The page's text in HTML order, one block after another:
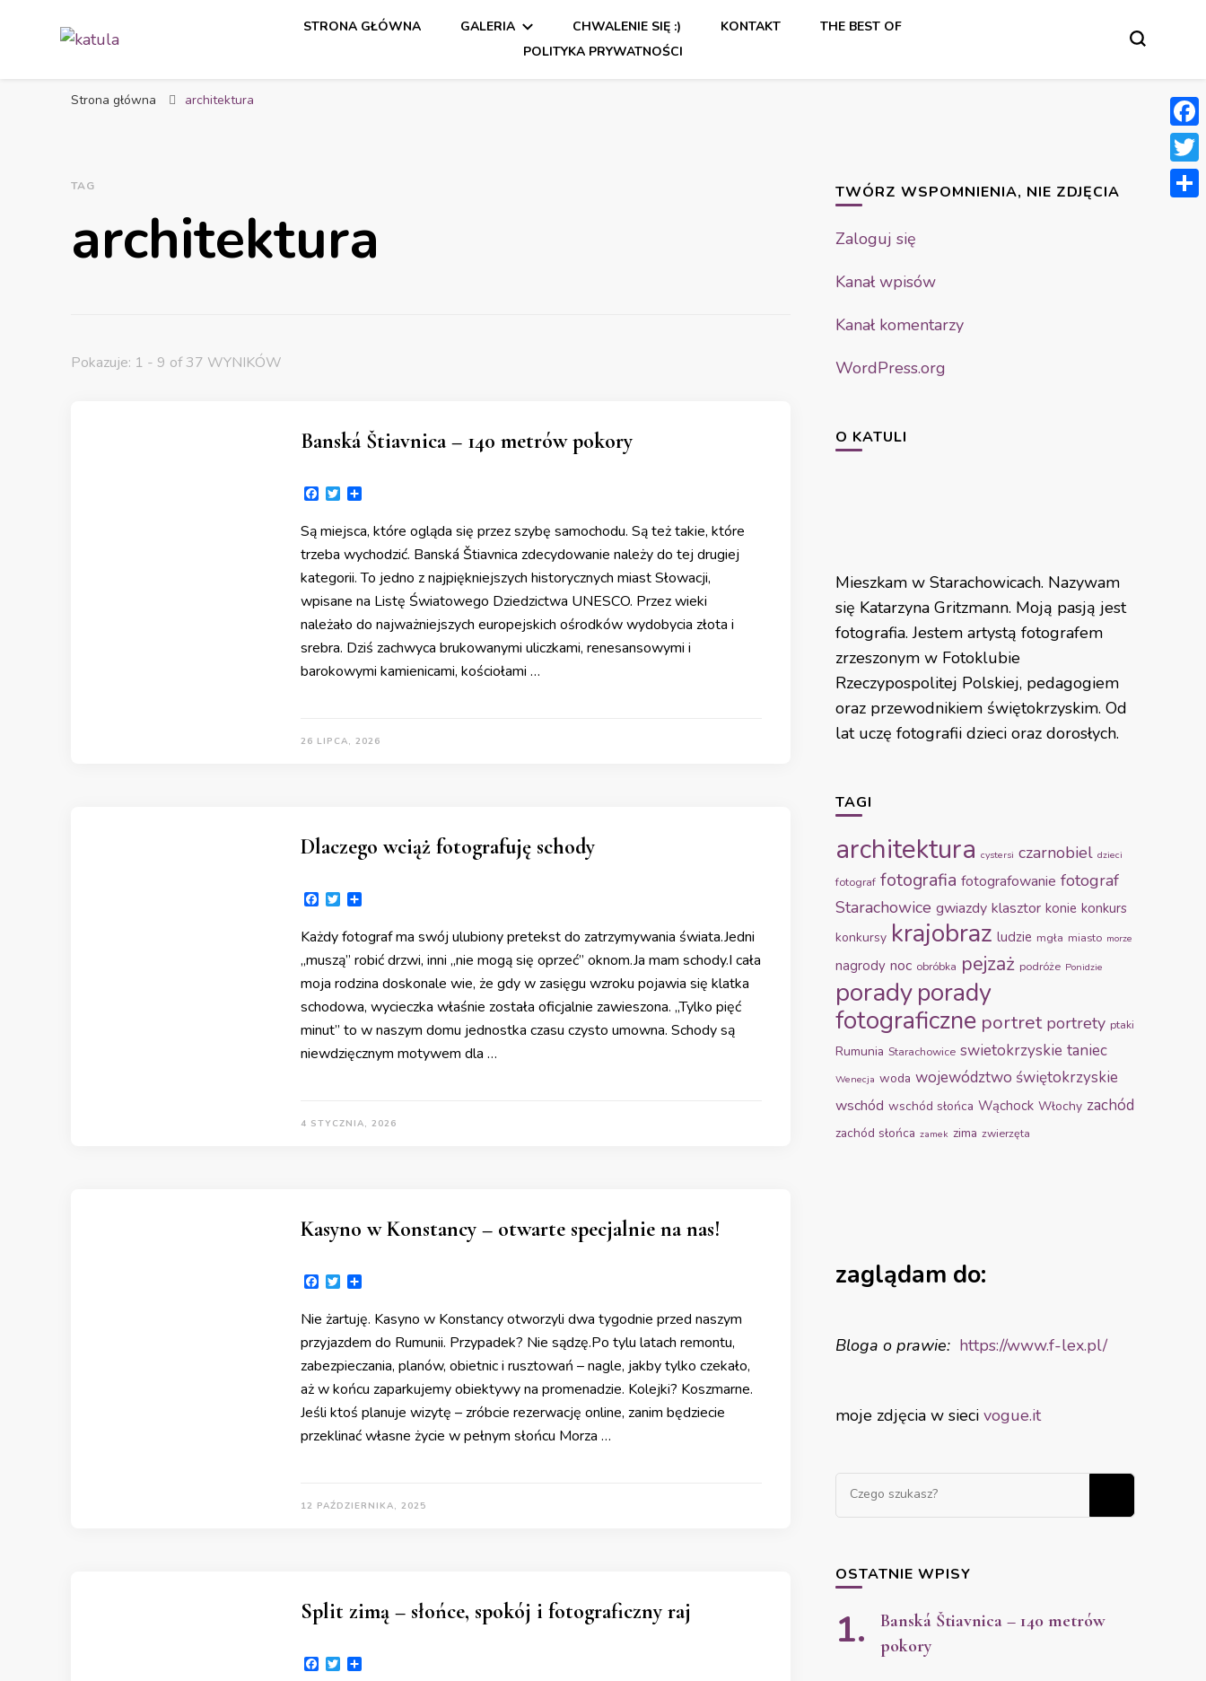
STRONA GŁÓWNA GALERIA CHWALENIE SIĘ :) KONTAKT
THE BEST OF
POLITYKA PRYWATNOŚCI
Strona główna architektura
TAG
architektura
Pokazuje: 1 - 9 of 37 WYNIKÓW
Banská Štiavnica – 140 metrów pokory
Facebook
Twitter
Są miejsca, które ogląda się przez szybę samochodu. Są też takie, które
trzeba wychodzić. Banská Štiavnica zdecydowanie należy do tej drugiej
kategorii. To jedno z najpiękniejszych historycznych miast Słowacji,
wpisane na Listę Światowego Dziedzictwa UNESCO. Przez wieki
należało do najważniejszych europejskich ośrodków wydobycia złota i
srebra. Dziś zachwyca brukowanymi uliczkami, renesansowymi i
barokowymi kamienicami, kościołami …
26 LIPCA, 2026
Dlaczego wciąż fotografuję schody
Facebook
Twitter
Każdy fotograf ma swój ulubiony pretekst do zatrzymywania świata.Jedni
„muszą” robić drzwi, inni „nie mogą się oprzeć” oknom.Ja mam schody.I cała
moja rodzina doskonale wie, że gdy w zasięgu wzroku pojawia się klatka
schodowa, wycieczka właśnie została oficjalnie zawieszona. „Tylko pięć
minut” to w naszym domu jednostka czasu czysto umowna. Schody są
niewdzięcznym motywem dla …
4 STYCZNIA, 2026
Kasyno w Konstancy – otwarte specjalnie na nas!
Facebook
Twitter
Nie żartuję. Kasyno w Konstancy otworzyli dwa tygodnie przed naszym
przyjazdem do Rumunii. Przypadek? Nie sądzę.Po tylu latach remontu,
zabezpieczania, planów, obietnic i rusztowań – nagle, jakby tylko czekało,
aż w końcu zaparkujemy obiektywy na promenadzie. Kolejki? Koszmarne.
Jeśli ktoś planuje wizytę – zróbcie rezerwację online, zanim będziecie
przeklinać własne życie w pełnym słońcu Morza …
12 PAŹDZIERNIKA, 2025
Split zimą – słońce, spokój i fotograficzny raj
Facebook
Twitter
TWÓRZ WSPOMNIENIA, NIE ZDJĘCIA
Zaloguj się
Kanał wpisów
Kanał komentarzy
WordPress.org
O KATULI
Mieszkam w Starachowicach. Nazywam
się Katarzyna Gritzmann. Moją pasją jest
fotografia. Jestem artystą fotografem
zrzeszonym w Fotoklubie
Rzeczypospolitej Polskiej, pedagogiem
oraz przewodnikiem świętokrzyskim. Od
lat uczę fotografii dzieci oraz dorosłych.
TAGI
architektura cystersi czarnobiel dzieci
fotograf fotografia fotografowanie fotograf
Starachowice gwiazdy klasztor konie konkurs
konkursy krajobraz ludzie mgła miasto morze
nagrody noc obróbka pejzaż podróże Ponidzie
poradyporady
fotograficzne portret portrety ptaki
Rumunia Starachowice swietokrzyskie taniec
Wenecja woda województwo świętokrzyskie
wschód wschód słońca Wąchock Włochy zachód
zachód słońca zamek zima zwierzęta
zaglądam do:
Bloga o prawie: https://www.f-lex.pl/
moje zdjęcia w sieci vogue.it
OSTATNIE WPISY
Banská Štiavnica – 140 metrów
pokory